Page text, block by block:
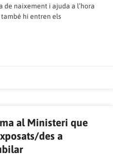
naixement i ajuda a l’hora
hi entren els
al Ministeri que
des a